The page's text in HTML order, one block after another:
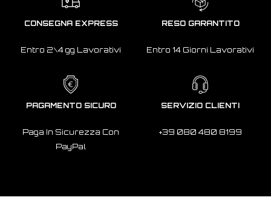
CONSEGNA EXPRESS
Entro 2\4 gg Lavorativi
RESO GARANTITO
Entro 14 Giorni Lavorativi
PAGAMENTO SICURO
Paga In Sicurezza Con
PayPal
SERVIZIO CLIENTI
+39 080 480 8199